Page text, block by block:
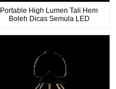
Portable High Lumen Tali Hem
Boleh Dicas Semula LED